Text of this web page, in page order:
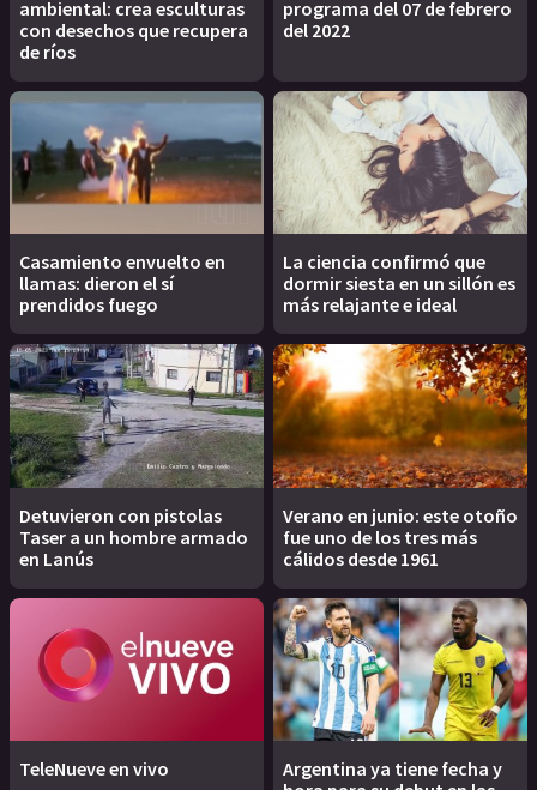
ambiental: crea esculturas
con desechos que recupera
de ríos
programa del 07 de febrero
del 2022
Casamiento envuelto en
llamas: dieron el sí
prendidos fuego
La ciencia confirmó que
dormir siesta en un sillón es
más relajante e ideal
Detuvieron con pistolas
Taser a un hombre armado
en Lanús
Verano en junio: este otoño
fue uno de los tres más
cálidos desde 1961
TeleNueve en vivo
Argentina ya tiene fecha y